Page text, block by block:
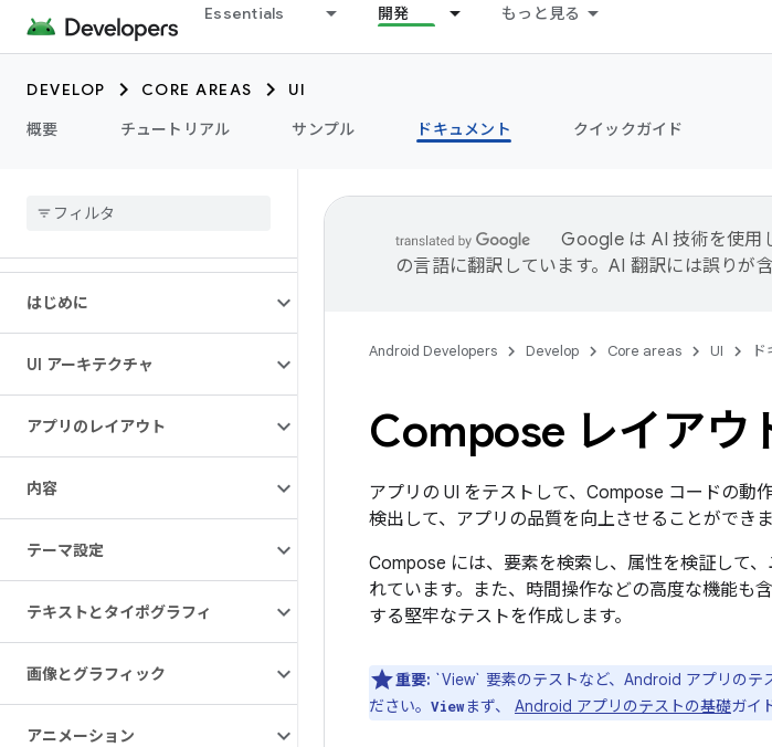
Essentials 開発 もっと見る
DEVELOP CORE AREAS
UI
概要
チュートリアル サンプル ドキュメント クイックガイド
はじめに
UI アーキテクチャ
アプリのレイアウト
内容
テーマ設定
テキストとタイポグラフィ
画像とグラフィック
アニメーション
Google は AI 技術を使用
の言語に翻訳しています。AI 翻訳には誤りが
Android Developers Develop Core areas UI ド
Compose レイアウ
アプリの UI をテストして、Compose コードの動
検出して、アプリの品質を向上させることができま
Compose には、要素を検索し、属性を検証して
れています。また、時間操作などの高度な機能も
する堅牢なテストを作成します。
重要: `View` 要素のテストなど、Android アプリのテ
ださい。 Viewまず、 Android アプリのテストの基礎ガイ